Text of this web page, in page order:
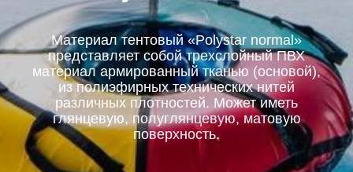
Материал тентовый «Polystar normal»
представляет собой трехслойный ПВХ
материал армированный тканью (основой),
из полиэфирных технических нитей
различных плотностей. Может иметь
глянцевую, полуглянцевую, матовую
поверхность.